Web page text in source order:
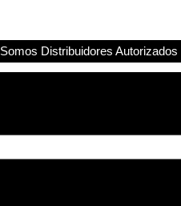
Somos Distribuidores